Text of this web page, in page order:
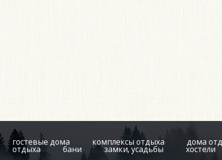
гостевые дома комплексы отдыха дома
отдыха бани замки, усадьбы хостели